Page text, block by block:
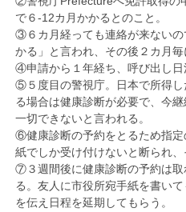
で６-12カ月かかるとのこと。
③６カ月経っても連絡が来ない
かる」と言われ、その後２カ月毎
④申請から１年経ち、呼び出し日
⑤５度目の警視庁。日本で所得
る場合は健康診断が必要で、今
一切できないと言われる。
⑥健康診断の予約をとるため指
紙でしか受け付けないと断られ、
⑦３週間後に健康診断の予約は取
る。友人に市役所宛手紙を書い
を伝え日程を延期してもらう。